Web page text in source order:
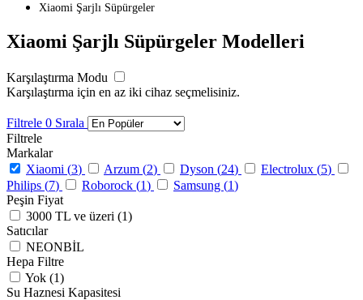
Xiaomi Şarjlı Süpürgeler
Xiaomi Şarjlı Süpürgeler Modelleri
Karşılaştırma Modu
Karşılaştırma için en az iki cihaz seçmelisiniz.
Filtrele 0 Sırala
Filtrele
Markalar
Xiaomi (3) Arzum (2) Dyson (24) Electrolux (5)
Philips (7) Roborock (1) Samsung (1)
Peşin Fiyat
3000 TL ve üzeri (1)
Satıcılar
NEONBİL
Hepa Filtre
Yok (1)
Su Haznesi Kapasitesi